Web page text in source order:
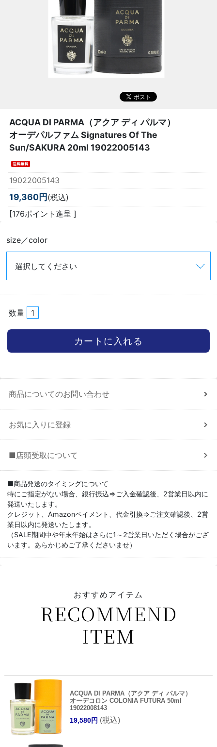
ACQUA DI PARMA（アクア ディ パルマ）
オーデパルファム Signatures Of The
Sun/SAKURA 20ml 19022005143
19022005143
19,360円(税込)
[176ポイント進呈 ]
size／color
数量
商品についてのお問い合わせ
お気に入りに登録
■店頭受取について
■商品発送のタイミングについて
特にご指定がない場合、銀行振込⇒ご入金確認後、2営業日以内に
発送いたします。
クレジット、Amazonペイメント、代金引換⇒ご注文確認後、2営
業日以内に発送いたします。
（SALE期間中や年末年始はさらに1～2営業日いただく場合がござ
います。あらかじめご了承くださいませ）
おすすめアイテム
RECOMMEND
ITEM
ACQUA DI PARMA（アクア ディ パルマ）
オーデコロン COLONIA FUTURA 50ml
19022008143
19,580円 (税込)